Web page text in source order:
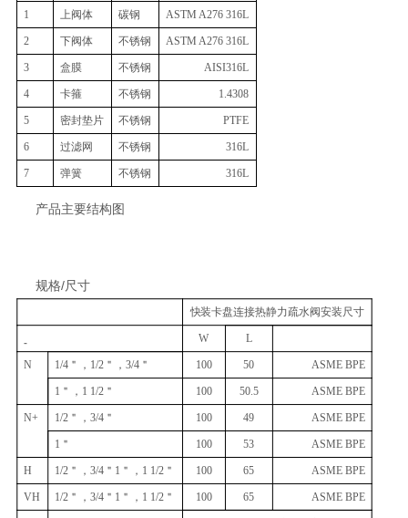
1 上阀体 碳钢 ASTM A276 316L
2 下阀体 不锈钢 ASTM A276 316L
3 盒膜 不锈钢 AISI316L
4 卡箍 不锈钢 1.4308
5 密封垫片 不锈钢 PTFE
6 过滤网 不锈钢 316L
7 弹簧 不锈钢 316L
产品主要结构图
规格/尺寸
快装卡盘连接热静力疏水阀安装尺寸
W L
N 1/4＂，1/2＂，3/4＂ 100 50 ASME BPE
1＂，1 1/2＂ 100 50.5 ASME BPE
N+ 1/2＂，3/4＂ 100 49 ASME BPE
1＂ 100 53 ASME BPE
H 1/2＂，3/4＂1＂，1 1/2＂ 100 65 ASME BPE
VH 1/2＂，3/4＂1＂，1 1/2＂ 100 65 ASME BPE